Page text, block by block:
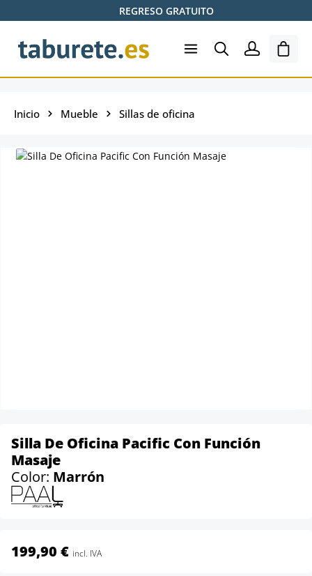
Saltar al contenido principalREGRESO GRATUITO
El
Inicio Mueble Sillas de oficina
Silla De Oficina Pacific Con Función
Masaje
Color: Marrón
199,90 € incl. IVA